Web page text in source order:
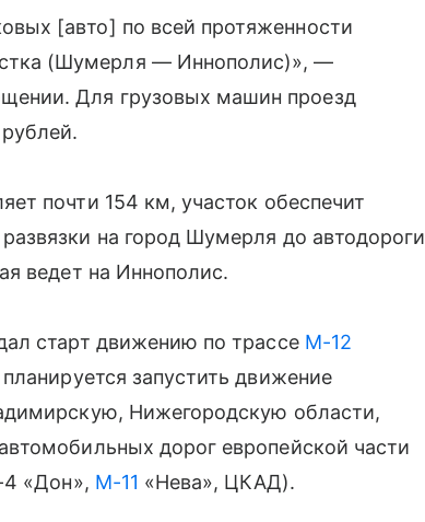
[авто] по всей протяженности
(Шумерля — Иннополис)», —
Для грузовых машин проезд
рублей.
почти 154 км, участок обеспечит
на город Шумерля до автодороги
ведет на Иннополис.
старт движению по трассе М-12
запустить движение
Нижегородскую области,
дорог европейской части
«Дон», М-11 «Нева», ЦКАД).